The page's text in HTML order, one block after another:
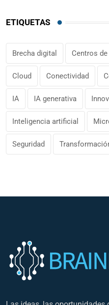
ETIQUETAS
Brecha digital Centros
Cloud Conectividad
IA IA generativa
Inteligencia artificial
Seguridad